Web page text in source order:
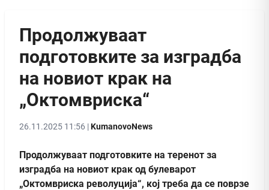
Продолжуваат
подготовките за изградба
на новиот крак на
„Октомвриска“
26.11.2025 11:56 |KumanovoNews
Продолжуваат подготовките на теренот за
изградба на новиот крак од булеварот
„Октомвриска револуција“, кој треба да се поврзе